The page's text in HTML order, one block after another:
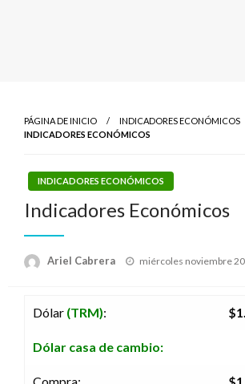
PÁGINA DE INICIO
INDICADORES ECONÓMICOS
INDICADORES ECONÓMICOS
INDICADORES ECONÓMICOS
Indicadores Económicos
Ariel Cabrera
Publicado
miércoles noviembre
Dólar (TRM):
Dólar casa de cambio: